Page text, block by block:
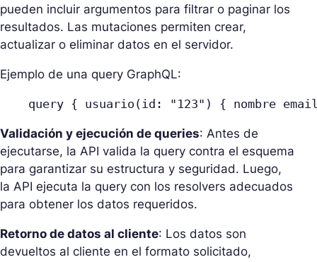
pueden incluir argumentos para filtrar o paginar los
resultados. Las mutaciones permiten crear,
actualizar o eliminar datos en el servidor.
Ejemplo de una query GraphQL:
query { usuario(id: "123") { nombre
Validación y ejecución de queries: Antes de
ejecutarse, la API valida la query contra el esquema
para garantizar su estructura y seguridad. Luego,
la API ejecuta la query con los resolvers adecuados
para obtener los datos requeridos.
Retorno de datos al cliente: Los datos son
devueltos al cliente en el formato solicitado,